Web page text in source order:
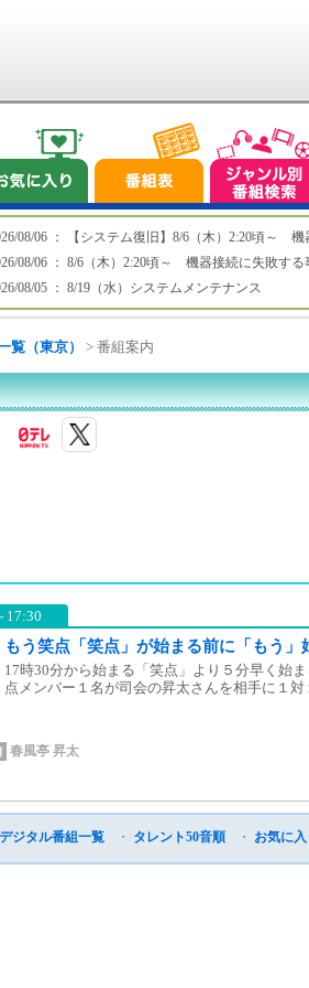
08/06 ： 【システム復旧】8/6（木）2:20頃～
08/06 ： 8/6（木）2:20頃～ 機器接続に失敗する
08/05 ： 8/19（水）システムメンテナンス
覧（東京） > 番組案内
17:30
もう笑点「笑点」が始まる前に「もう」
17時30分から始まる「笑点」より５分早く始
点メンバー１名が司会の昇太さんを相手に１
春風亭 昇太
ジタル番組一覧 ・ タレント50音順 ・ お気に入